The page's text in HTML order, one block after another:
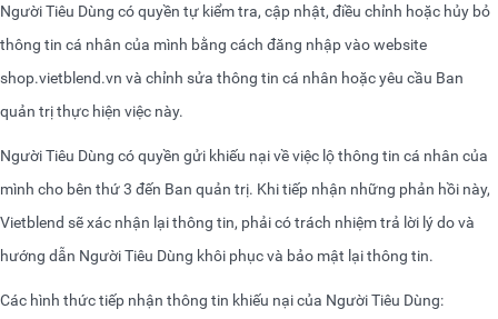
Người Tiêu Dùng có quyền tự kiểm tra, cập nhật, điều chỉnh hoặc hủy bỏ
thông tin cá nhân của mình bằng cách đăng nhập vào website
shop.vietblend.vn và chỉnh sửa thông tin cá nhân hoặc yêu cầu Ban
quản trị thực hiện việc này.
Người Tiêu Dùng có quyền gửi khiếu nại về việc lộ thông tin cá nhân của
mình cho bên thứ 3 đến Ban quản trị. Khi tiếp nhận những phản hồi này,
Vietblend sẽ xác nhận lại thông tin, phải có trách nhiệm trả lời lý do và
hướng dẫn Người Tiêu Dùng khôi phục và bảo mật lại thông tin.
Các hình thức tiếp nhận thông tin khiếu nại của Người Tiêu Dùng: